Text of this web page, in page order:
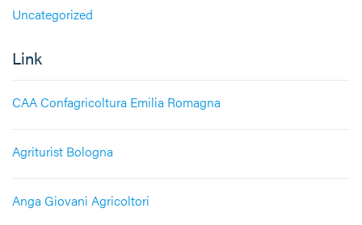
Uncategorized
Link
CAA Confagricoltura Emilia Romagna
Agriturist Bologna
Anga Giovani Agricoltori